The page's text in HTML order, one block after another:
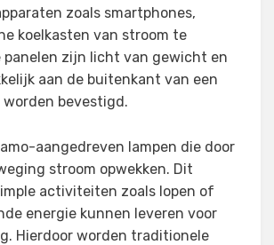
zoals smartphones,
koelkasten van stroom te
panelen zijn licht van gewicht en
aan de buitenkant van een
bevestigd.
aangedreven lampen die door
stroom opwekken. Dit
activiteiten zoals lopen of
energie kunnen leveren voor
Hierdoor worden traditionele